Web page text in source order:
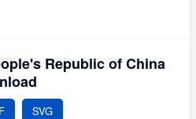
Republic of China
SVG